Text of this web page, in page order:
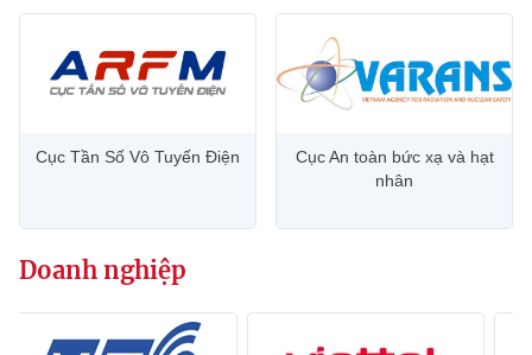
Cục Tần Số Vô Tuyến Điện
Cục An toàn bức xạ và hạt
nhân
Doanh nghiệp